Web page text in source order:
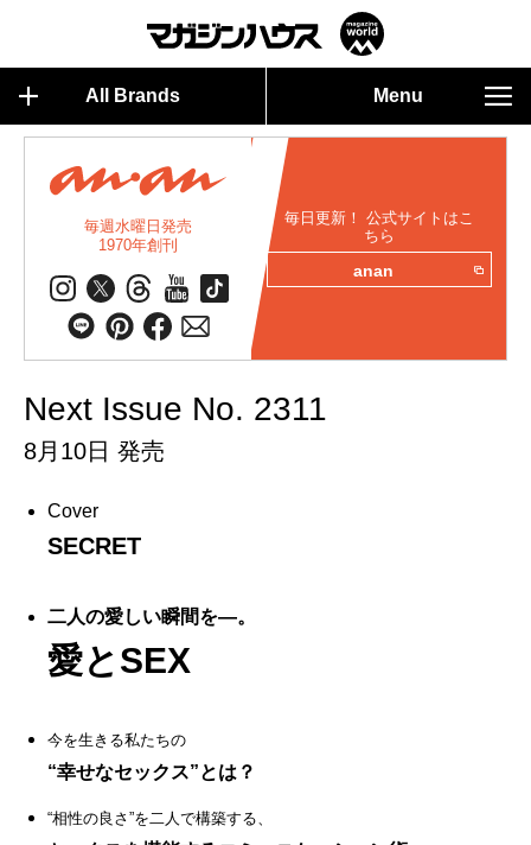
All Brands Menu
毎週水曜日発売
1970年創刊
毎日更新！ 公式サイトはこ
ちら
anan
Next Issue No. 2311
8月10日 発売
Cover
SECRET
二人の愛しい瞬間を—。
愛とSEX
今を生きる私たちの
“幸せなセックス”とは？
“相性の良さ”を二人で構築する、